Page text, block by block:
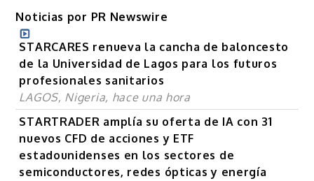
Noticias por PR Newswire
STARCARES renueva la cancha de baloncesto
de la Universidad de Lagos para los futuros
profesionales sanitarios
LAGOS, Nigeria, hace una hora
STARTRADER amplía su oferta de IA con 31
nuevos CFD de acciones y ETF
estadounidenses en los sectores de
semiconductores, redes ópticas y energía